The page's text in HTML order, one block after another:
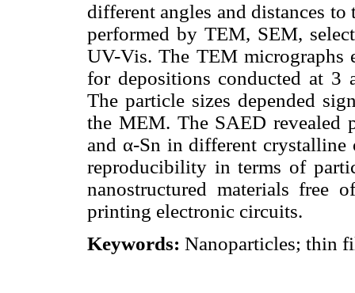
different angles and distances
performed by TEM, SEM,
UV-Vis. The TEM micrographs
for depositions conducted at 3
The particle sizes depended
the MEM. The SAED revealed
and α-Sn in different crystalline
reproducibility in terms of
nanostructured materials free
printing electronic circuits.
Keywords: Nanoparticles; thin